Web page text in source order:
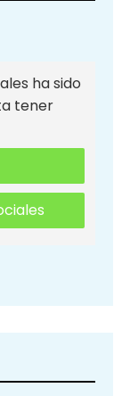
ha sido
tener